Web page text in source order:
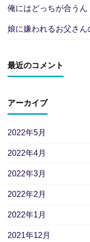
俺にはどっちが合う
娘に嫌われるお父さん
最近のコメント
アーカイブ
2022年5月
2022年4月
2022年3月
2022年2月
2022年1月
2021年12月